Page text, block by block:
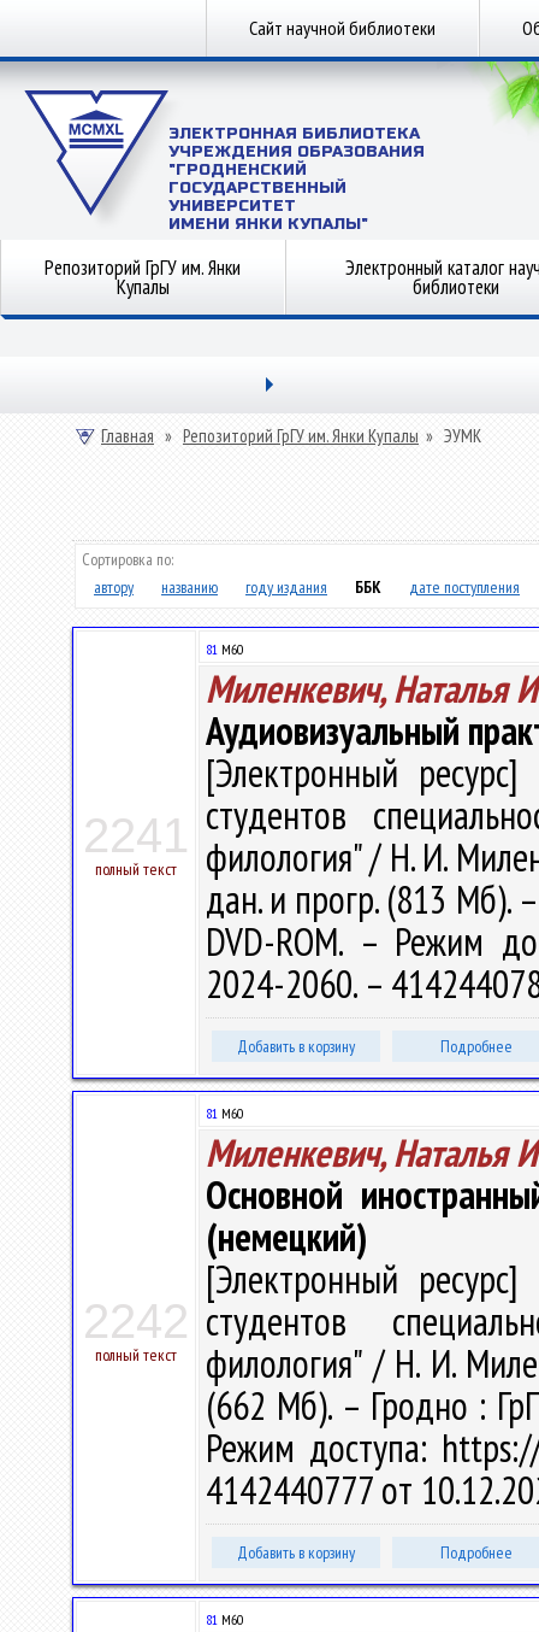
Сайт научной библиотеки
ЭЛЕКТРОННАЯ БИБЛИОТЕКА
УЧРЕЖДЕНИЯ ОБРАЗОВАНИЯ
"ГРОДНЕНСКИЙ
ГОСУДАРСТВЕННЫЙ
УНИВЕРСИТЕТ
ИМЕНИ ЯНКИ КУПАЛЫ"
Репозиторий ГрГУ им. Янки
Купалы
Электронный каталог
библиотеки
Главная » Репозиторий ГрГУ им. Янки Купалы » ЭУМК
Сортировка по:
автору
названию году издания ББК дате поступления
2241
полный текст
81 М60
Миленкевич, Наталья
Аудиовизуальный
[Электронный
студентов
филология" / Н. И.
дан. и прогр. (813 Мб).
DVD-ROM. – Режим
2024-2060. –
Добавить в корзину Подробнее
2242
полный текст
81 М60
Миленкевич, Наталья
Основной
(немецкий)
[Электронный
студентов
филология" / Н. И.
(662 Мб). – Гродно :
Режим доступа:
4142440777 от
Добавить в корзину Подробнее
81 М60